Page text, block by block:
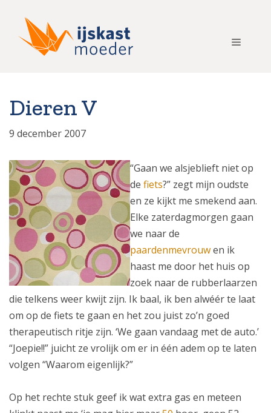
Menu
Dieren V
9 december 2007
“Gaan we alsjeblieft niet op
de fiets?” zegt mijn oudste
en ze kijkt me smekend aan.
Elke zaterdagmorgen gaan
we naar de
paardenmevrouwen ik
haast me door het huis op
zoek naar de rubberlaarzen
die telkens weer kwijt zijn. Ik baal, ik ben alwéér te laat
om op de fiets te gaan en het zou juist zo’n goed
therapeutisch ritje zijn. ‘We gaan vandaag met de auto.’
“Joepie!!” juicht ze vrolijk om er in één adem op te laten
volgen “Waarom eigenlijk?”
Op het rechte stuk geef ik wat extra gas en meteen